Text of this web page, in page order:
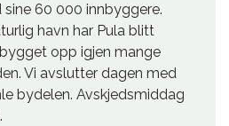
60 000 innbyggere.
havn har Pula blitt
opp igjen mange
Vi avslutter dagen med
bydelen. Avskjedsmiddag